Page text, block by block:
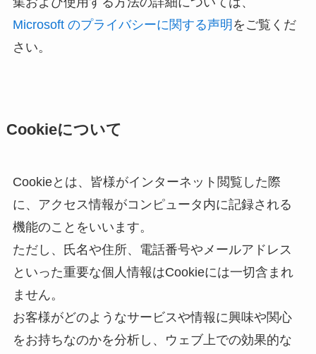
Microsoft のプライバシーに関する声明 をご覧くだ
さい。
Cookieについて
Cookieとは、皆様がインターネット閲覧した際
に、アクセス情報がコンピュータ内に記録される
機能のことをいいます。
ただし、氏名や住所、電話番号やメールアドレス
といった重要な個人情報はCookieには一切含まれ
ません。
お客様がどのようなサービスや情報に興味や関心
をお持ちなのかを分析し、ウェブ上での効果的な